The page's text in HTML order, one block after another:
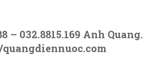
– 032.8815.169 Anh Quang.